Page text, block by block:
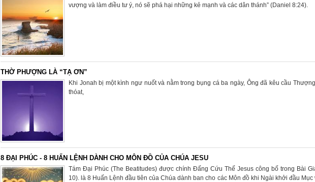
vượng và làm điều tư ý, nó sẽ phá hại những kẻ mạnh và các dân thánh” (Daniel 8:24).
THỜ PHƯỢNG LÀ “TẠ ƠN”
Khi Jonah bị một kình ngư nuốt và nằm trong bụng cá ba ngày, Ông đã kêu cầu
thóat,
8 ĐẠI PHÚC - 8 HUẤN LỆNH DÀNH CHO MÔN ĐỒ CỦA CHÚA JESU
Tám Đại Phúc (The Beatitudes) được chính Đấng Cứu Thế Jesus công bố trong Bài
10). là 8 Huấn Lệnh đầu tiên của Chúa dành ban cho các Môn đồ khi Ngài khởi đầu Mục